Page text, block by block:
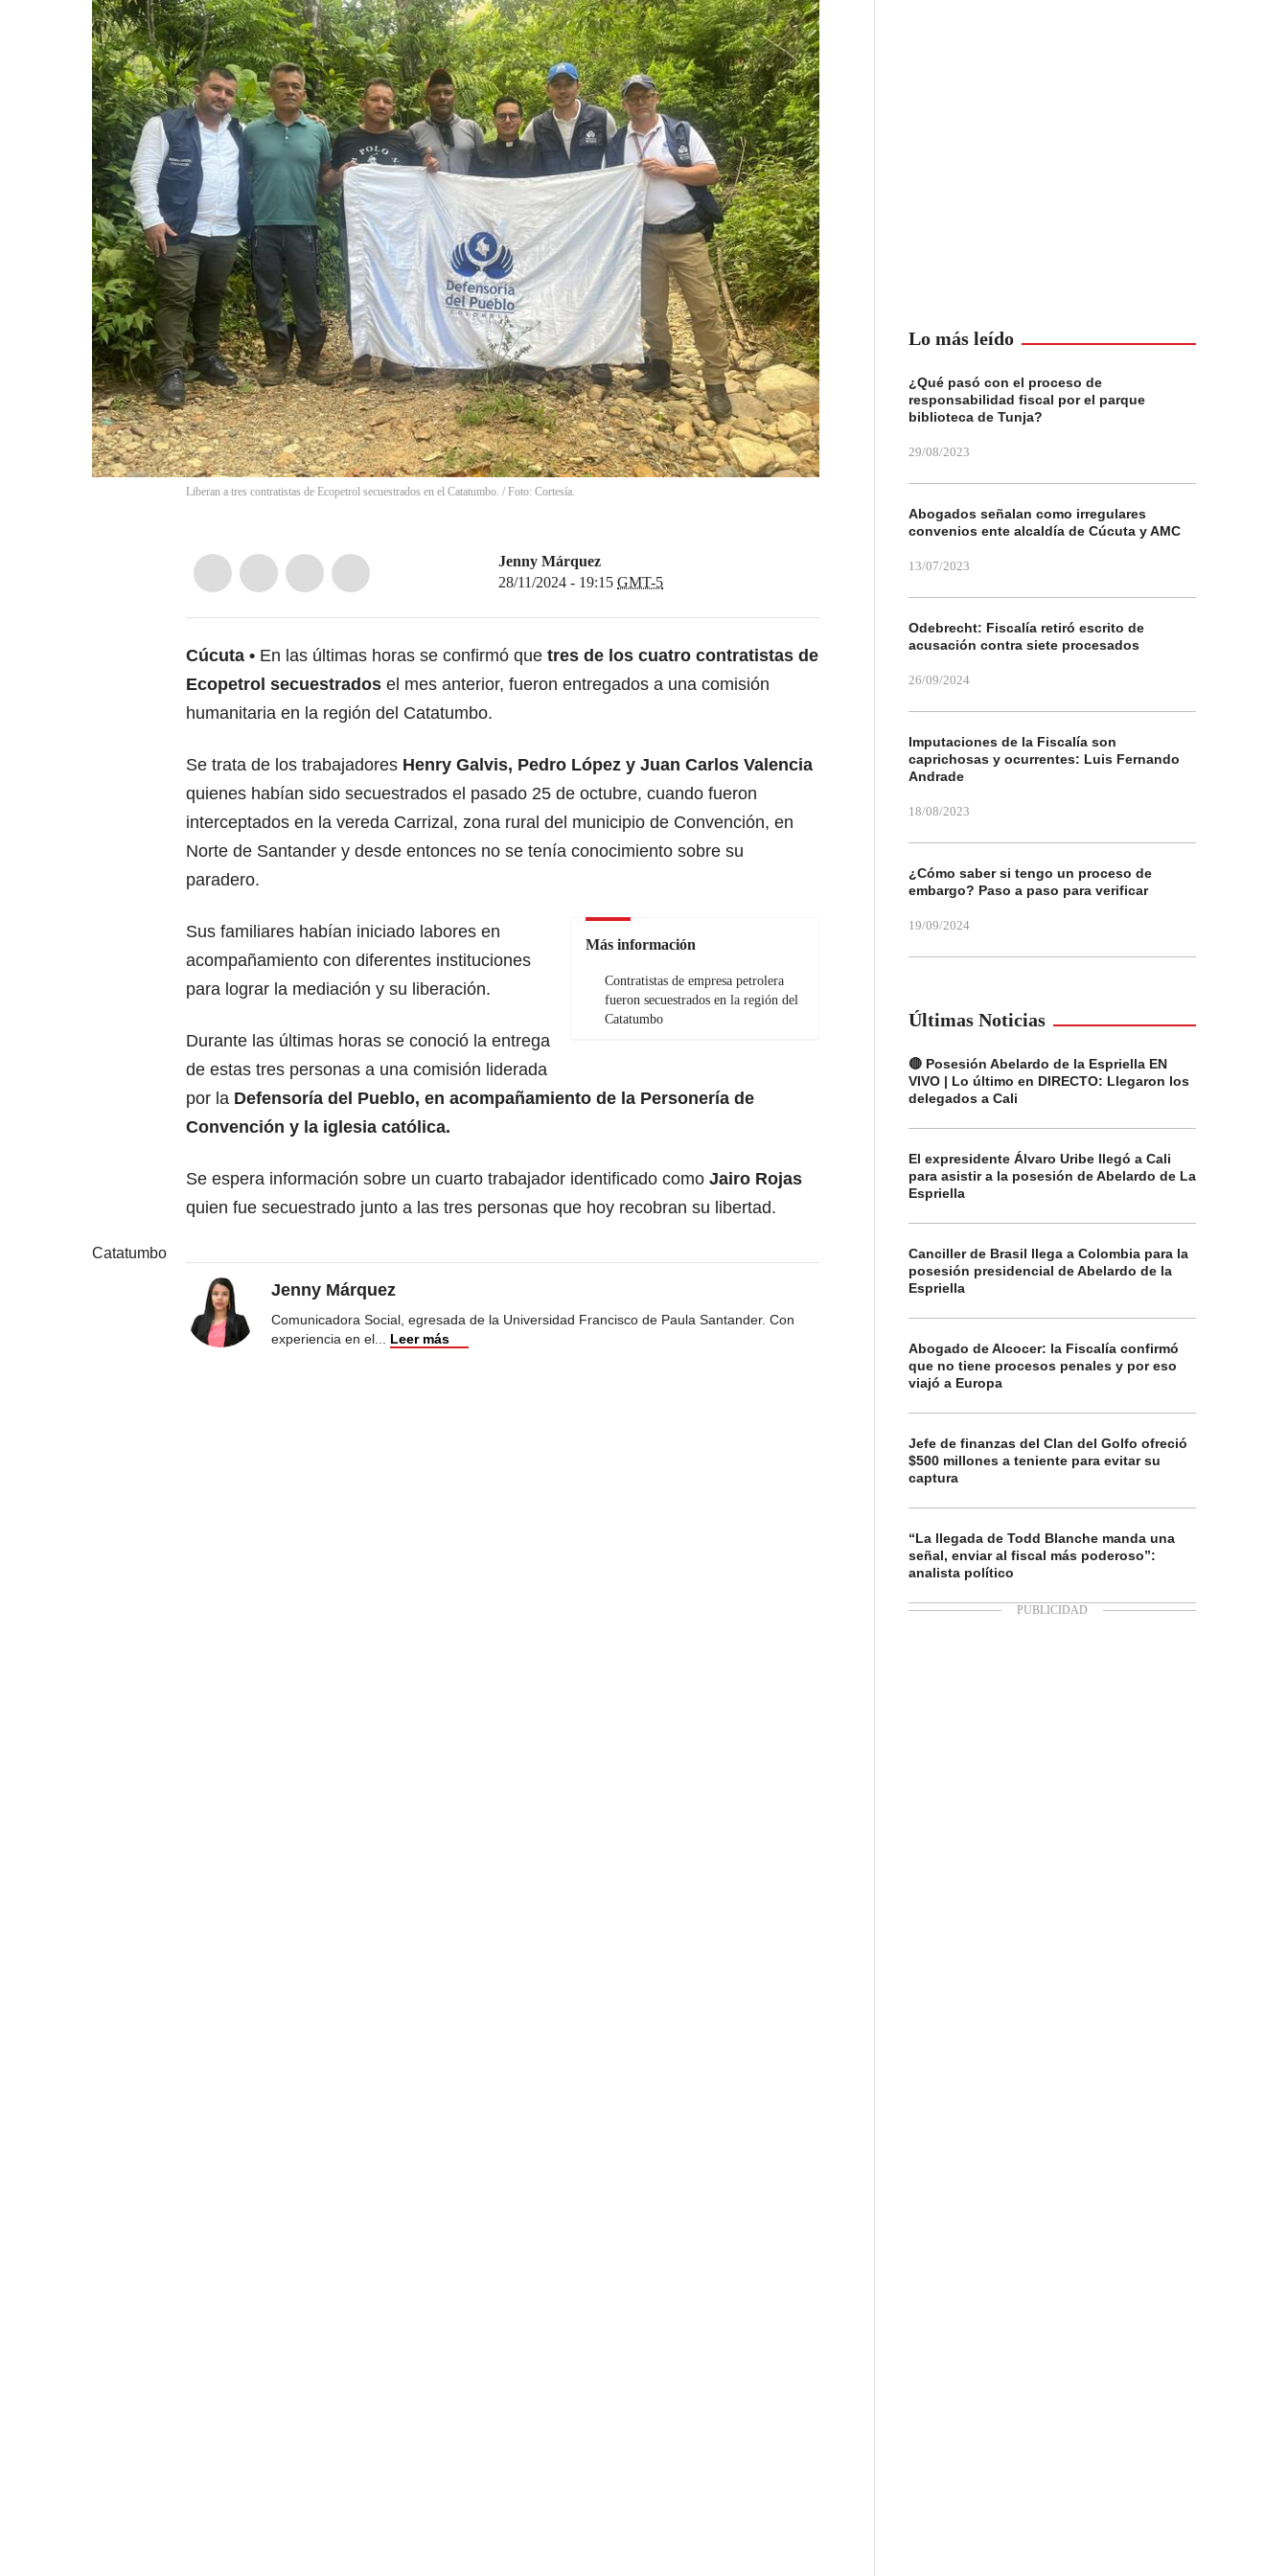
Liberan a tres contratistas de Ecopetrol secuestrados en el Catatumbo. / Foto: Cortesía.
Jenny Márquez
28/11/2024 - 19:15 GMT-5
Cúcuta En las últimas horas se confirmó que tres de los cuatro contratistas de
Ecopetrol secuestrados el mes anterior, fueron entregados a una comisión
humanitaria en la región del Catatumbo.
Se trata de los trabajadores Henry Galvis, Pedro López y Juan Carlos Valencia
quienes habían sido secuestrados el pasado 25 de octubre, cuando fueron
interceptados en la vereda Carrizal, zona rural del municipio de Convención, en
Norte de Santander y desde entonces no se tenía conocimiento sobre su
paradero.
Más información
Contratistas de empresa petrolera
fueron secuestrados en la región del
Catatumbo
Sus familiares habían iniciado labores en
acompañamiento con diferentes instituciones
para lograr la mediación y su liberación.
Durante las últimas horas se conoció la entrega
de estas tres personas a una comisión liderada
por la Defensoría del Pueblo, en acompañamiento de la Personería de
Convención y la iglesia católica.
Se espera información sobre un cuarto trabajador identificado como Jairo Rojas
quien fue secuestrado junto a las tres personas que hoy recobran su libertad.
Catatumbo
Jenny Márquez
Comunicadora Social, egresada de la Universidad Francisco de Paula Santander. Con
experiencia en el... Leer más
Lo más leído
¿Qué pasó con el proceso de
responsabilidad fiscal por el parque
biblioteca de Tunja?
29/08/2023
Abogados señalan como irregulares
convenios ente alcaldía de Cúcuta y AMC
13/07/2023
Odebrecht: Fiscalía retiró escrito de
acusación contra siete procesados
26/09/2024
Imputaciones de la Fiscalía son
caprichosas y ocurrentes: Luis Fernando
Andrade
18/08/2023
¿Cómo saber si tengo un proceso de
embargo? Paso a paso para verificar
19/09/2024
Últimas Noticias
🔴 Posesión Abelardo de la Espriella EN
VIVO | Lo último en DIRECTO: Llegaron los
delegados a Cali
El expresidente Álvaro Uribe llegó a Cali
para asistir a la posesión de Abelardo de La
Espriella
Canciller de Brasil llega a Colombia para la
posesión presidencial de Abelardo de la
Espriella
Abogado de Alcocer: la Fiscalía confirmó
que no tiene procesos penales y por eso
viajó a Europa
Jefe de finanzas del Clan del Golfo ofreció
$500 millones a teniente para evitar su
captura
“La llegada de Todd Blanche manda una
señal, enviar al fiscal más poderoso”:
analista político